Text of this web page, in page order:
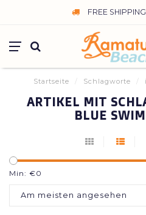
FREE
Startseite / Schlagworte /
ARTIKEL MIT
BLUE
Min: €0
Am meisten angesehen